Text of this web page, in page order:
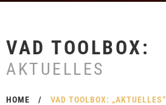
VAD TOOLBOX:
AKTUELLES
HOME / VAD TOOLBOX: „AKTUELLES“